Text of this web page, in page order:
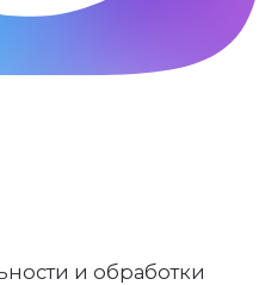
и обработки